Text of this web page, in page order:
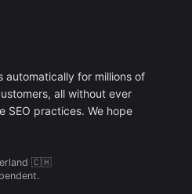
automatically for millions of
all without ever
SEO practices. We hope
🇨🇭